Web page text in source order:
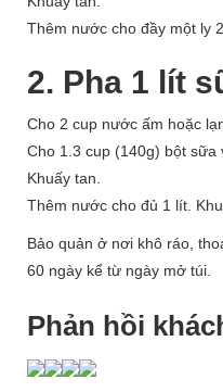
Thêm nước cho đầy một ly
2. Pha 1 lít
Cho 2 cup nước ấm hoặc
Cho 1.3 cup (140g) bột sữa
Khuấy tan.
Thêm nước cho đủ 1 lít.
Bảo quản ở nơi khô ráo,
60 ngày kể từ ngày mở túi.
Phản hồi